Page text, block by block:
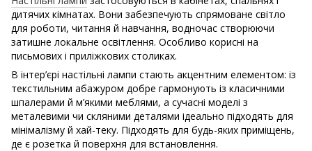
дитячих кімнатах. Вони забезпечують спрямоване світло
для роботи, читання й навчання, водночас створюючи
затишне локальне освітлення. Особливо корисні на
письмових і приліжкових столиках.
В інтер’єрі настільні лампи стають акцентним елементом: із
текстильним абажуром добре гармонують із класичними
шпалерами й м’якими меблями, а сучасні моделі з
металевими чи скляними деталями ідеально підходять для
мінімалізму й хай-теку. Підходять для будь-яких приміщень,
де є розетка й поверхня для встановлення.